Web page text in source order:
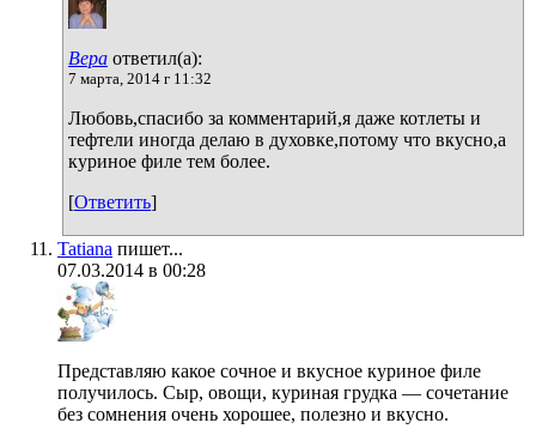
Вера ответил(а):
7 марта, 2014 г 11:32
Любовь,спасибо за комментарий,я даже котлеты и
тефтели иногда делаю в духовке,потому что вкусно,а
куриное филе тем более.
[Ответить]
Tatiana пишет...
07.03.2014 в 00:28
Представляю какое сочное и вкусное куриное филе
получилось. Сыр, овощи, куриная грудка — сочетание
без сомнения очень хорошее, полезно и вкусно.